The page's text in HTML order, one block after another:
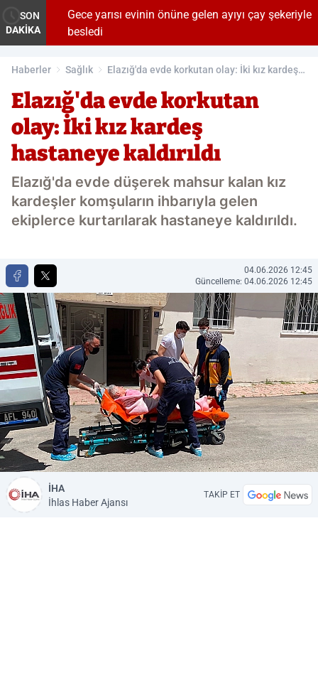
SON
DAKİKA
Gece yarısı evinin önüne gelen ayıyı çay şekeriyle
besledi
Haberler Sağlık
Elazığ'da evde korkutan olay: İki kız kardeş
Elazığ'da evde korkutan
olay: İki kız kardeş
hastaneye kaldırıldı
Elazığ'da evde düşerek mahsur kalan kız
kardeşler komşuların ihbarıyla gelen
ekiplerce kurtarılarak hastaneye kaldırıldı.
04.06.2026 12:45
Güncelleme: 04.06.2026 12:45
İHA
İhlas Haber Ajansı
TAKİP ET